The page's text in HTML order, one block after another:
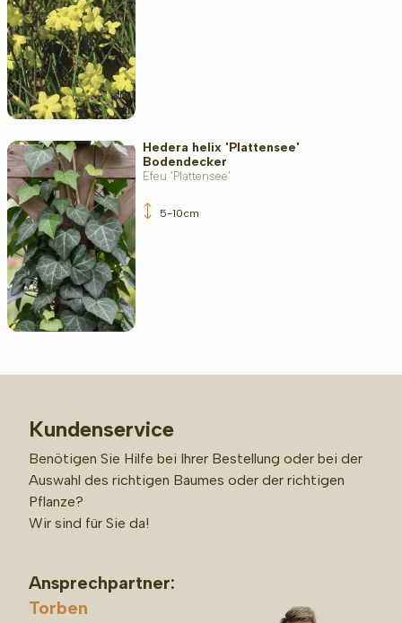
Immergrün
Filter toepassen
Hedera helix 'Plattensee'
Bodendecker
Efeu 'Plattensee'
5-10cm
Kundenservice
Benötigen Sie Hilfe bei Ihrer Bestellung oder bei der
Auswahl des richtigen Baumes oder der richtigen
Pflanze?
Wir sind für Sie da!
Ansprechpartner:
Torben